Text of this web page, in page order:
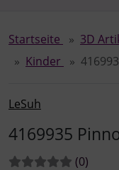
Startseite 3D
Kinder
LeSuh
4169935
Bewertungen:
(0)